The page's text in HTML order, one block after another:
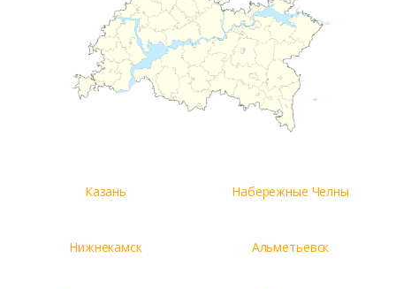
Казань Набережные Челны
Нижнекамск Альметьевск